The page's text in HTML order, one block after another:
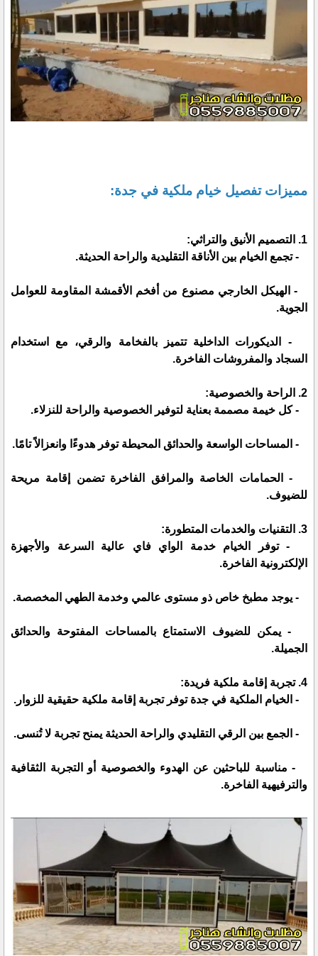
مميزات تفصيل خيام ملكية في جدة:
1. التصميم الأنيق والتراثي:
- تجمع الخيام بين الأناقة التقليدية والراحة الحديثة.
- الهيكل الخارجي مصنوع من أفخم الأقمشة المقاومة للعوامل
الجوية.
- الديكورات الداخلية تتميز بالفخامة والرقي، مع استخدام
السجاد والمفروشات الفاخرة.
2. الراحة والخصوصية:
- كل خيمة مصممة بعناية لتوفير الخصوصية والراحة للنزلاء.
- المساحات الواسعة والحدائق المحيطة توفر هدوءًا وانعزالاً تامًا.
- الحمامات الخاصة والمرافق الفاخرة تضمن إقامة مريحة
للضيوف.
3. التقنيات والخدمات المتطورة:
- توفر الخيام خدمة الواي فاي عالية السرعة والأجهزة
الإلكترونية الفاخرة.
- يوجد مطبخ خاص ذو مستوى عالمي وخدمة الطهي المخصصة.
- يمكن للضيوف الاستمتاع بالمساحات المفتوحة والحدائق
الجميلة.
4. تجربة إقامة ملكية فريدة:
- الخيام الملكية في جدة توفر تجربة إقامة ملكية حقيقية للزوار.
- الجمع بين الرقي التقليدي والراحة الحديثة يمنح تجربة لا تُنسى.
- مناسبة للباحثين عن الهدوء والخصوصية أو التجربة الثقافية
والترفيهية الفاخرة.